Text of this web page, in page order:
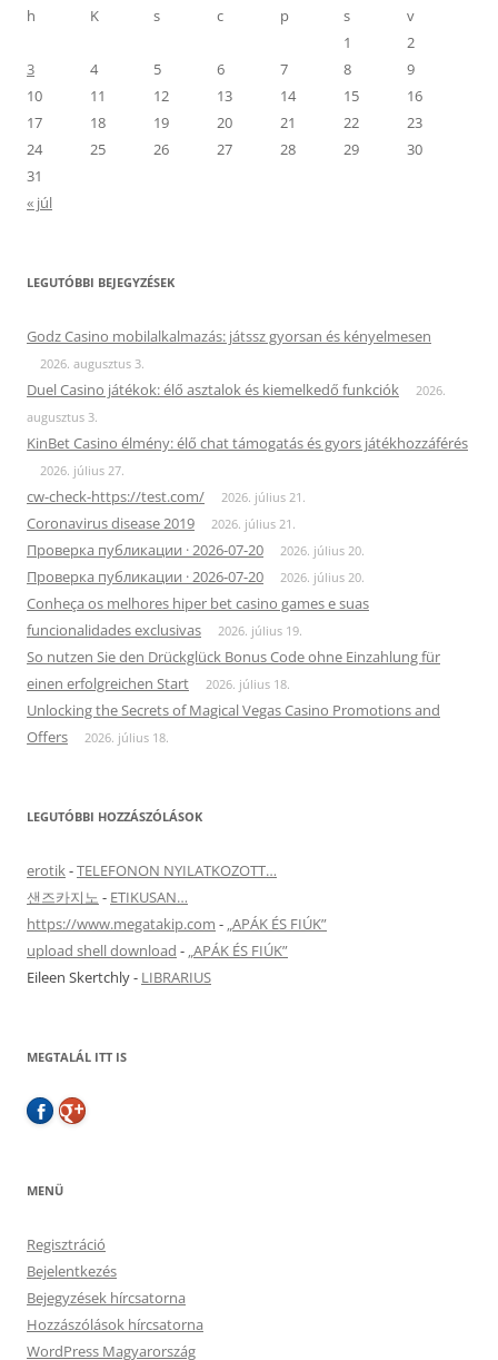
h
K s c p s
v
1
2
3
4 5 6 7 8
9
10
11 12 13 14 15
16
17
18 19 20 21 22
23
24
25 26 27 28 29
30
31
« júl
LEGUTÓBBI BEJEGYZÉSEK
Godz Casino mobilalkalmazás: játssz gyorsan és kényelmesen
2026. augusztus 3.
Duel Casino játékok: élő asztalok és kiemelkedő funkciók
2026.
augusztus 3.
KinBet Casino élmény: élő chat támogatás és gyors játékhozzáférés
2026. július 27.
cw-check-https://test.com/ 2026. július 21.
Coronavirus disease 2019 2026. július 21.
Проверка публикации · 2026-07-20 2026. július 20.
Проверка публикации · 2026-07-20 2026. július 20.
Conheça os melhores hiper bet casino games e suas
funcionalidades exclusivas
2026. július 19.
So nutzen Sie den Drückglück Bonus Code ohne Einzahlung für
einen erfolgreichen Start
2026. július 18.
Unlocking the Secrets of Magical Vegas Casino Promotions and
Offers
2026. július 18.
LEGUTÓBBI HOZZÁSZÓLÁSOK
erotik-TELEFONON NYILATKOZOTT…
샌즈카지노 - ETIKUSAN…
https://www.megatakip.com - „APÁK ÉS FIÚK”
upload shell download - „APÁK ÉS FIÚK”
Eileen Skertchly- LIBRARIUS
MEGTALÁL ITT IS
MENÜ
Regisztráció
Bejelentkezés
Bejegyzések hírcsatorna
Hozzászólások hírcsatorna
WordPress Magyarország